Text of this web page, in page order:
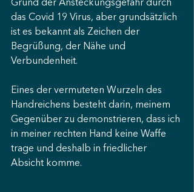
Grund der Ansteckungsgefahr durch
das Covid 19 Virus, aber grundsätzlich
ist es bekannt als Zeichen der
Begrüßung, der Nähe und
Verbundenheit.
Eines der vermuteten Wurzeln des
Handreichens besteht darin, meinem
Gegenüber zu demonstrieren, dass ich
in meiner rechten Hand keine Waffe
trage und deshalb in friedlicher
Absicht komme.